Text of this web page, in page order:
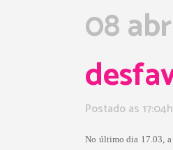
08 abr
Postado as 17:04h
No último dia 17.03, a